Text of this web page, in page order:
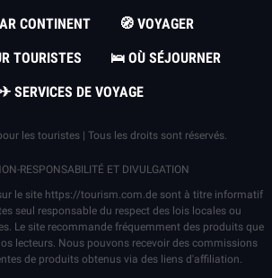
CONTINENT
🧭 VOYAGER
TOURISTES
🛌 OÙ SÉJOURNER
✈ SERVICES DE VOYAGE
les touristes | Tous les droits sont réservés.
RESPONSABILITÉ ET DIVULGATION
le site https://tourism.com.desont à titre informatif
seul responsable du respect des lois locales ou
Le site recommande fréquemment des produits que
lecteurs. Nous pouvons recevoir des commissions
de produits obtenus via des liens d'affiliation.